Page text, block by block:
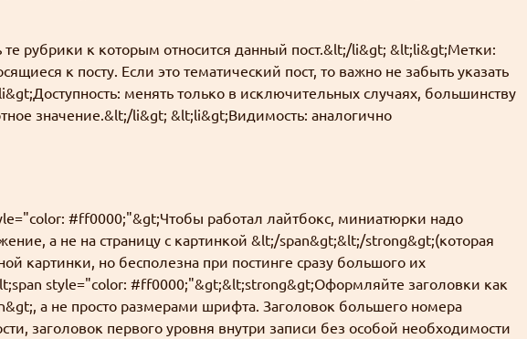
рубрики к которым относится данный пост.&lt;/li&gt; &lt;li&gt;Метки:
к посту. Если это тематический пост, то важно не забыть указать
менять только в исключительных случаях, большинству
значение.&lt;/li&gt; &lt;li&gt;Видимость: аналогично
#ff0000;"&gt;Чтобы работал лайтбокс, миниатюрки надо
а не на страницу с картинкой &lt;/span&gt;&lt;/strong&gt;(которая
картинки, но бесполезна при постинге сразу большого их
style="color: #ff0000;"&gt;&lt;strong&gt;Оформляйте заголовки как
а не просто размерами шрифта. Заголовок большего номера
заголовок первого уровня внутри записи без особой необходимости